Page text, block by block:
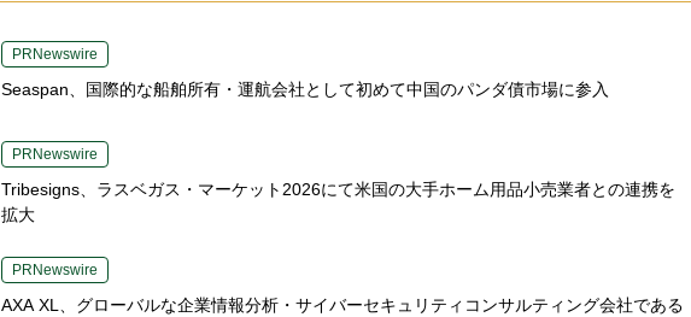
PRNewswire
Seaspan、国際的な船舶所有・運航会社として初めて中国のパンダ債市場に参入
PRNewswire
Tribesigns、ラスベガス・マーケット2026にて米国の大手ホーム用品小売業者との連携を
拡大
PRNewswire
AXA XL、グローバルな企業情報分析・サイバーセキュリティコンサルティング会社である